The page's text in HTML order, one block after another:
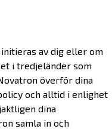
av dig eller om
i tredjeländer som
överför dina
och alltid i enlighet
dina
samla in och